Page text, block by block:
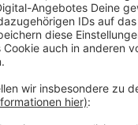
den Bundestag